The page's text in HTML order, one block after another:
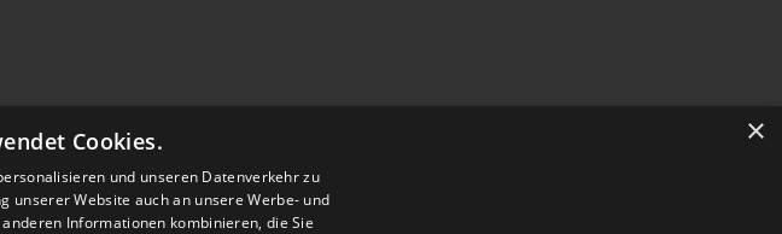
×
Cookies.
und unseren Datenverkehr zu
unserer Website auch an unsere Werbe- und
Informationen kombinieren, die Sie